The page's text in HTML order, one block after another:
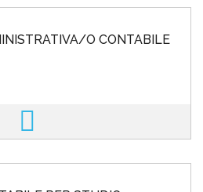
O CONTABILE